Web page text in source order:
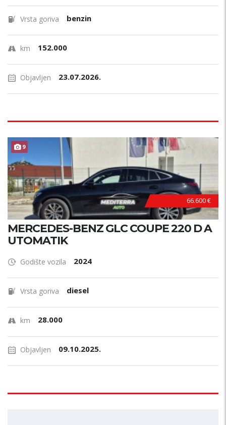
Vrsta goriva benzin
km 152.000
Objavljen 23.07.2026.
9 ODLIČAN !
66.600 €
MERCEDES-BENZ GLC COUPE 220 D A
UTOMATIK
Godište vozila 2024
Vrsta goriva diesel
km 28.000
Objavljen 09.10.2025.